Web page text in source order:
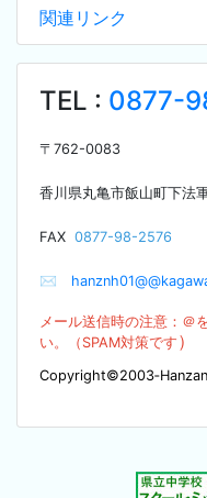
関連リンク
TEL : 0877-
〒 762-0083
香川県丸亀市飯山町下法
FAX 0877-98-2576
✉
メール送信時の注意：＠
い。（SPAM対策です ）